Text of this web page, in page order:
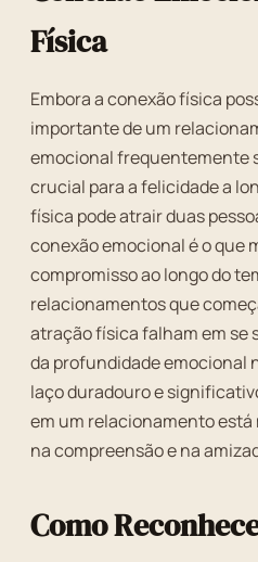
Física
Embora a conexão física
importante de um
emocional frequentemente
crucial para a felicidade a
física pode atrair duas
conexão emocional é o que
compromisso ao longo do
relacionamentos que
atração física falham em se
da profundidade emocional
laço duradouro e
em um relacionamento
na compreensão e na
Como